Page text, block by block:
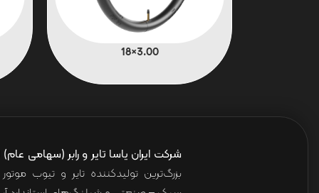
3.00×18
شرکت ایران یاسا تایر و رابر (سهامی عام)
بزرگ‌ترین تولیدکننده تایر و تیوب